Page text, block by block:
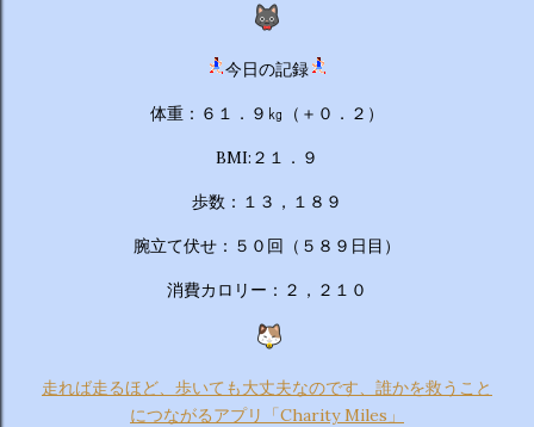
今日の記録
体重：６１．９㎏（＋０．２）
BMI:２１．９
歩数：１３，１８９
腕立て伏せ：５０回（５８９日目）
消費カロリー：２，２１０
走れば走るほど、歩いても大丈夫なのです、誰かを救うこと
につながるアプリ「Charity Miles」